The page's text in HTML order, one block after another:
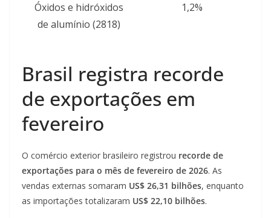
Óxidos e hidróxidos
de alumínio (2818)
1,2%
Brasil registra recorde
de exportações em
fevereiro
O comércio exterior brasileiro registrou recorde de
exportações para o mês de fevereiro de 2026. As
vendas externas somaram US$ 26,31 bilhões, enquanto
as importações totalizaram US$ 22,10 bilhões.